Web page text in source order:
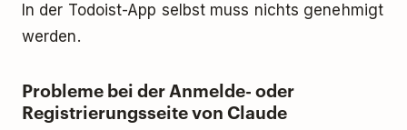
In der Todoist-App selbst muss nichts genehmigt
werden.
Probleme bei der Anmelde- oder
Registrierungsseite von Claude